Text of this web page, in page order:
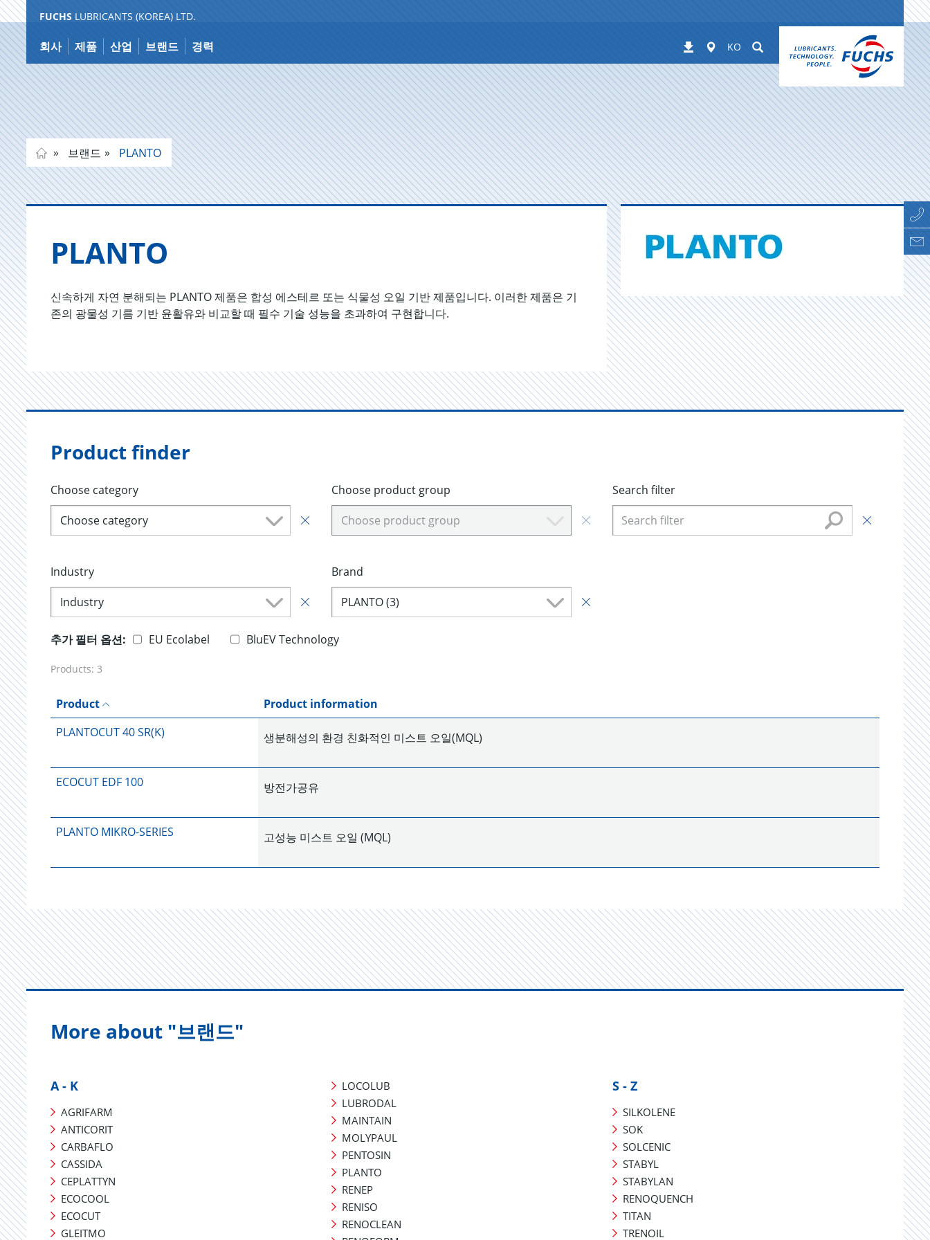
Jump
to
content
FUCHS LUBRICANTS (KOREA) LTD.
회사 제품 산업 브랜드 경력 DownloadsWorldwide
KO Suchen
브랜드 PLANTO
PLANTO
신속하게 자연 분해되는 PLANTO 제품은 합성 에스테르 또는 식물성 오일 기반 제품입니다. 이러한 제품은 기
존의 광물성 기름 기반 윤활유와 비교할 때 필수 기술 성능을 초과하여 구현합니다.
Product finder
Choose category
Choose category
Choose product group
Choose product group
Search filter
Industry
Industry
Brand
PLANTO (3)
추가 필터 옵션: EU Ecolabel BluEV Technology
Products: 3
Product
Product information
PLANTOCUT 40 SR(K)
생분해성의 환경 친화적인 미스트 오일(MQL)
ECOCUT EDF 100 방전가공유
PLANTO MIKRO-SERIES 고성능 미스트 오일 (MQL)
More about "브랜드"
A - K
AGRIFARM
ANTICORIT
CARBAFLO
CASSIDA
CEPLATTYN
ECOCOOL
ECOCUT
GLEITMO
LOCOLUB
LUBRODAL
MAINTAIN
MOLYPAUL
PENTOSIN
PLANTO
RENEP
RENISO
RENOCLEAN
S - Z
SILKOLENE
SOK
SOLCENIC
STABYL
STABYLAN
RENOQUENCH
TITAN
TRENOIL